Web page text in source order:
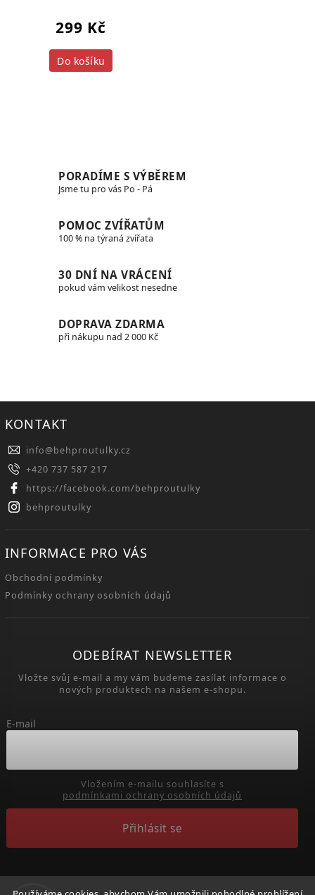
299 Kč
Do košíku
PORADÍME S VÝBĚREM
Jsme tu pro vás Po - Pá
POMOC ZVÍŘATŮM
100 % na týraná zvířata
30 DNÍ NA VRÁCENÍ
pokud vám velikost nesedne
DOPRAVA ZDARMA
při nákupu nad 2 000 Kč
KONTAKT
info@behproutulky.cz
+420 737 587 217
https://facebook.com/behproutulky
behproutulky
INFORMACE PRO VÁS
Obchodní podmínky
Podmínky ochrany osobních údajů
ODEBÍRAT NEWSLETTER
Vložte svůj e-mail a my vám budeme zasílat informace o
nových produktech na našem e-shopu.
E-mail
podmínkami ochrany osobních údajů
Přihlásit se